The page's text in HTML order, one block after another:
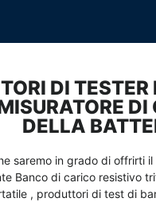
DI
DELLA
saremo in grado di offrirti il
Banco di carico resistivo
, produttori di test di